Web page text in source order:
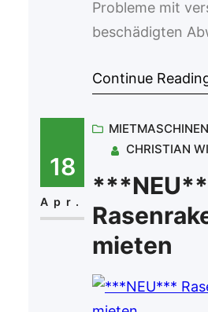
Probleme mit
beschädigten
ist die perfekte
ohne unnötige
teure
Warum unsere
Leitung mit
sehen genau, wo
oder
Continue
18
Apr.
MIETMASCHINEN
CHRISTIAN
mieten